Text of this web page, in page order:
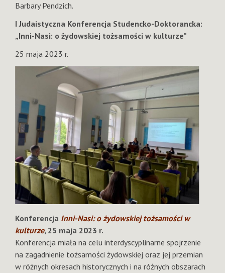
Barbary Pendzich.
I Judaistyczna Konferencja Studencko-Doktorancka:
„Inni-Nasi: o żydowskiej tożsamości w kulturze”
25 maja 2023 r.
Konferencja Inni-Nasi: o żydowskiej tożsamości w
kulturze, 25 maja 2023 r.
Konferencja miała na celu interdyscyplinarne spojrzenie
na zagadnienie tożsamości żydowskiej oraz jej przemian
w różnych okresach historycznych i na różnych obszarach